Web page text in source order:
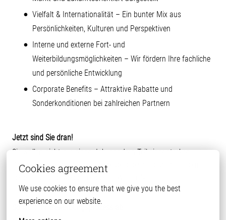
Cookies agreement
We use cookies to ensure that we give you the best
experience on our website.
Vielfalt & Internationalität – Ein bunter Mix aus
Persönlichkeiten, Kulturen und Perspektiven
Interne und externe Fort- und
Weiterbildungsmöglichkeiten – Wir fördern Ihre fachliche
und persönliche Entwicklung
Corporate Benefits – Attraktive Rabatte und
Sonderkonditionen bei zahlreichen Partnern
Jetzt sind Sie dran!
Sie wollen nicht nur einen Job, sondern Teil einer starken
Gemeinschaft sein? Dann bewerben Sie sich jetzt mit Ihrem
Lebenslauf und werde Teil der PHW-Family!
So läuft Ihr Bewerbungsprozess ab